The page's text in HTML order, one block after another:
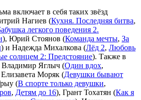
включает в себя таких звёзд
Нагиев (Кухня. Последняя битва,
легкого поведения 2.
), Юрий Стоянов (Команда мечты, За
) и Надежда Михалкова (Лёд 2, Любовь
солнцем 2: Предстояние). Также в
Владимир Яглыч (Один вдох,
Моряк (Девушки бывают
(В спорте только девушки,
, Детям до 16), Грант Тохатян (Как я